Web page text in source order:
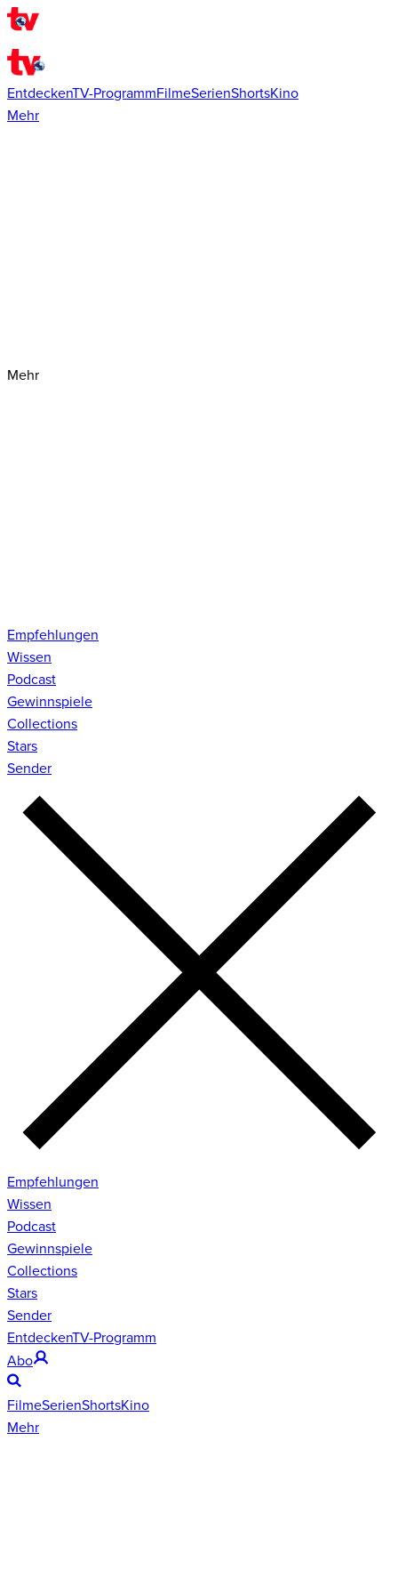
EntdeckenTV-ProgrammFilmeSerienShortsKino
Mehr
Mehr
Empfehlungen
Wissen
Podcast
Gewinnspiele
Collections
Stars
Sender
Empfehlungen
Wissen
Podcast
Gewinnspiele
Collections
Stars
Sender
EntdeckenTV-Programm
Abo
FilmeSerienShortsKino
Mehr